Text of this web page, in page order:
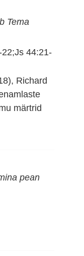
Tema
44:21-
Richard
märtrid
pean